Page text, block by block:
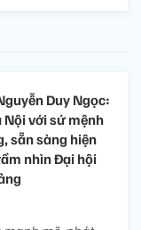
Duy Ngọc:
Nội với sứ mệnh
sẵn sàng hiện
nhìn Đại hội